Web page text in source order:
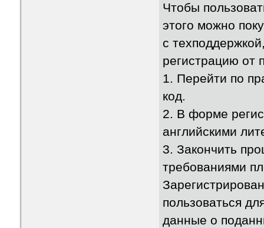
Чтобы
этого можно
с
регистрацию от
1. Перейти по
код.
2. В форме
английскими
3. Закончить
требованиями
пользоваться
данные о